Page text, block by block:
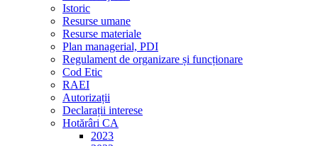
Istoric
Resurse umane
Resurse materiale
Plan managerial, PDI
Regulament de organizare și funcționare
Cod Etic
RAEI
Autorizații
Declarații interese
Hotărâri CA
2023